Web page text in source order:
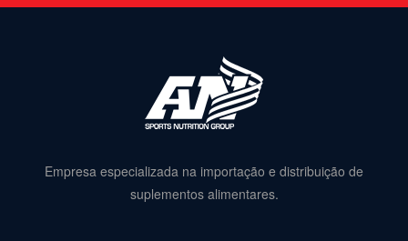
Empresa especializada na importação e distribuição de
suplementos alimentares.